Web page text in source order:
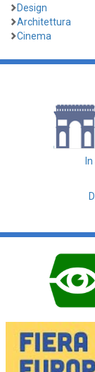
Design
Architettura
Cinema